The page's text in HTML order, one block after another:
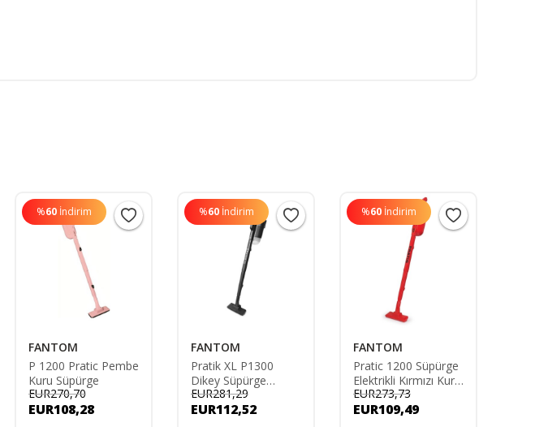
%60 İndirim
FANTOM
P 1200 Pratic Pembe
Kuru Süpürge
EUR270,70
EUR108,28
%60 İndirim
FANTOM
Pratik XL P1300
Dikey Süpürge
Torbasız Kuru
Elektrikli
EUR281,29
EUR112,52
%60 İndirim
FANTOM
Pratic 1200 Süpürge
Elektrikli Kırmızı Kuru
Dikey 500W
2015ST000864
EUR273,73
EUR109,49